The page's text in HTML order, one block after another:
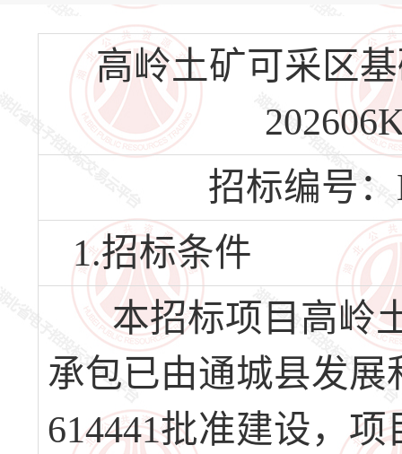
高岭土矿可采区
招标编号：
1.招标条件
本招标项目高岭土
承包已由通城县发展
614441批准建设，